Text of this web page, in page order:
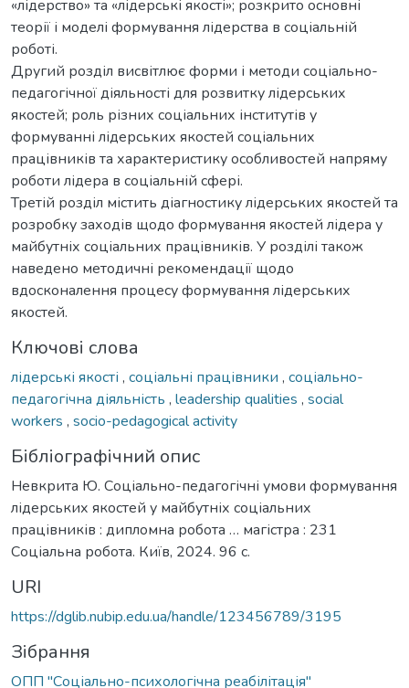
«лідерство» та «лідерські якості»; розкрито основні
теорії і моделі формування лідерства в соціальній
роботі.
Другий розділ висвітлює форми і методи соціально-
педагогічної діяльності для розвитку лідерських
якостей; роль різних соціальних інститутів у
формуванні лідерських якостей соціальних
працівників та характеристику особливостей напряму
роботи лідера в соціальній сфері.
Третій розділ містить діагностику лідерських якостей та
розробку заходів щодо формування якостей лідера у
майбутніх соціальних працівників. У розділі також
наведено методичні рекомендації щодо
вдосконалення процесу формування лідерських
якостей.
Ключові слова
лідерські якості , соціальні працівники , соціально-
педагогічна діяльність , leadership qualities , social
workers , socio-pedagogical activity
Бібліографічний опис
Невкрита Ю. Соціально-педагогічні умови формування
лідерських якостей у майбутніх соціальних
працівників : дипломна робота … магістра : 231
Соціальна робота. Київ, 2024. 96 с.
URI
https://dglib.nubip.edu.ua/handle/123456789/3195
Зібрання
ОПП "Соціально-психологічна реабілітація"